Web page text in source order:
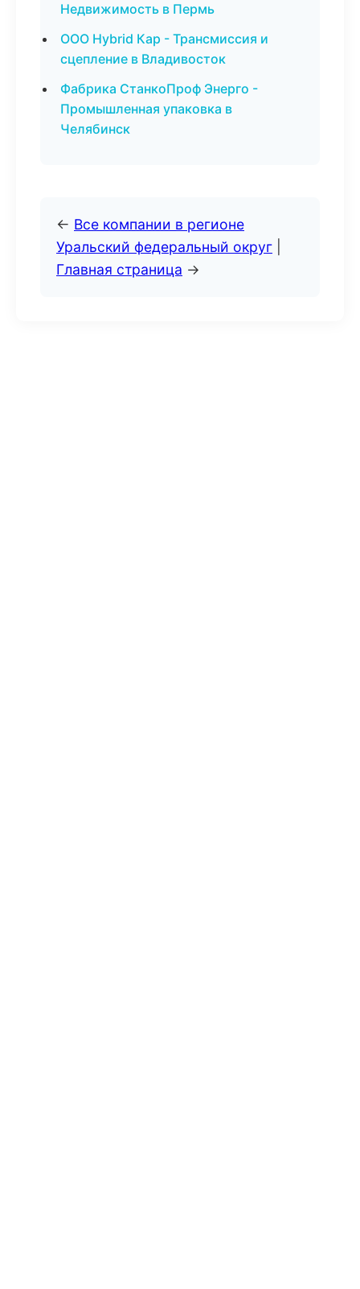
Недвижимость в Пермь
ООО Hybrid Кар - Трансмиссия и
сцепление в Владивосток
Фабрика СтанкоПроф Энерго -
Промышленная упаковка в
Челябинск
← Все компании в регионе
Уральский федеральный округ
Главная страница →